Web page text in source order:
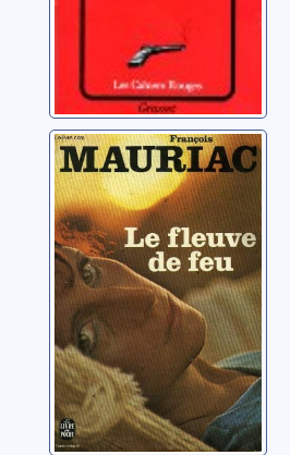
Le fleuve de feu:
roman
Mauriac, François